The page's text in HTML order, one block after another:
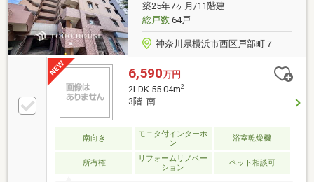
築25年7ヶ月/11階建
総戸数64戸
神奈川県横浜市西区戸部町７
6,590万円
2LDK 55.04m2
3階 南
南向き
モニタ付インターホ
ン
浴室乾燥機
所有権
リフォームリノベー
ション
ペット相談可